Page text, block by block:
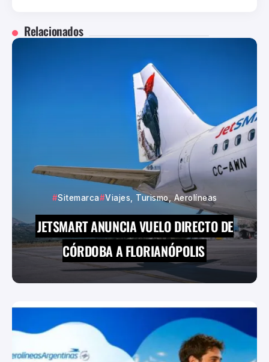
Relacionados
Sitemarca Viajes, Turismo, Aerolíneas
JETSMART ANUNCIA VUELO DIRECTO DE
CÓRDOBA A FLORIANÓPOLIS